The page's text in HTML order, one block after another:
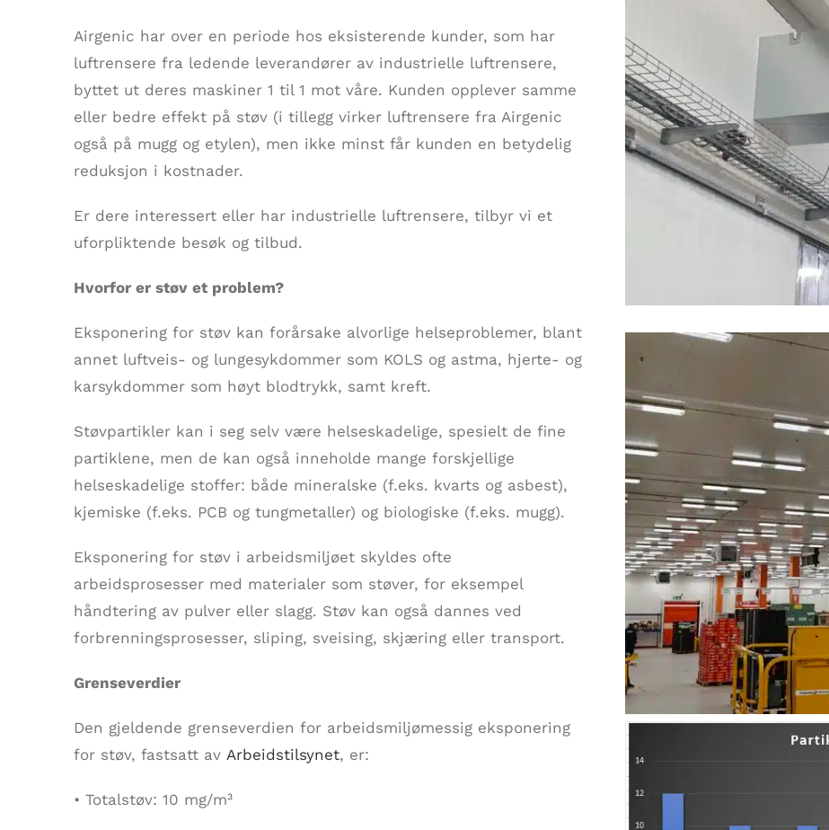
Airgenic har over en periode hos eksisterende kunder, som har
luftrensere fra ledende leverandører av industrielle luftrensere,
byttet ut deres maskiner 1 til 1 mot våre. Kunden opplever samme
eller bedre effekt på støv (i tillegg virker luftrensere fra Airgenic
også på mugg og etylen), men ikke minst får kunden en betydelig
reduksjon i kostnader.
Er dere interessert eller har industrielle luftrensere, tilbyr vi et
uforpliktende besøk og tilbud.
Hvorfor er støv et problem?
Eksponering for støv kan forårsake alvorlige helseproblemer, blant
annet luftveis- og lungesykdommer som KOLS og astma, hjerte- og
karsykdommer som høyt blodtrykk, samt kreft.
Støvpartikler kan i seg selv være helseskadelige, spesielt de fine
partiklene, men de kan også inneholde mange forskjellige
helseskadelige stoffer: både mineralske (f.eks. kvarts og asbest),
kjemiske (f.eks. PCB og tungmetaller) og biologiske (f.eks. mugg).
Eksponering for støv i arbeidsmiljøet skyldes ofte
arbeidsprosesser med materialer som støver, for eksempel
håndtering av pulver eller slagg. Støv kan også dannes ved
forbrenningsprosesser, sliping, sveising, skjæring eller transport.
Grenseverdier
Den gjeldende grenseverdien for arbeidsmiljømessig eksponering
for støv, fastsatt av Arbeidstilsynet, er:
• Totalstøv: 10 mg/m³